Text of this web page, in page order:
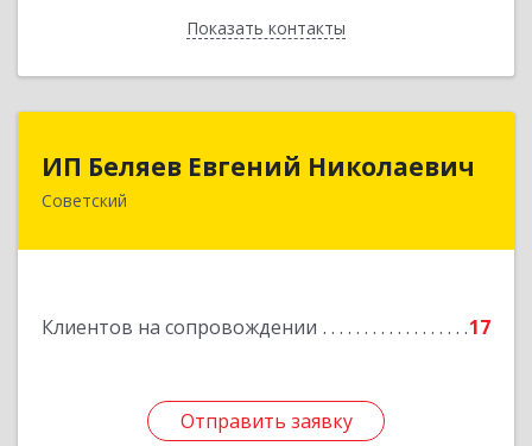
Показать контакты
Назад
ИП Беляев Евгений Николаевич
Советский
Клиентов на сопровождении 17
Отправить заявку
ИП Беляев Евгений Николаевич
628240, Ханты-Мансийский Автономный округ
Подробнее
Отправить заявку